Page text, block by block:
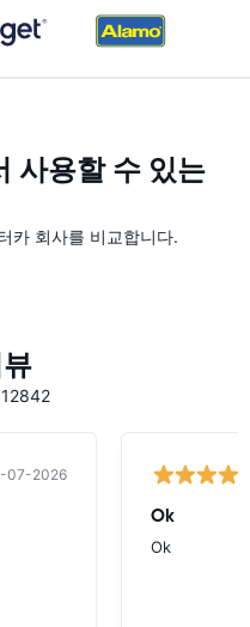
사용할 수 있는
카 회사를 비교합니다.
07-2026
Ok
Ok